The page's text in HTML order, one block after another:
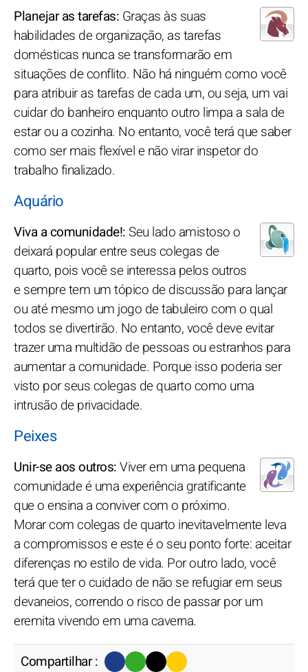
Planejar as tarefas: Graças às suas
habilidades de organização, as tarefas
domésticas nunca se transformarão em
situações de conflito. Não há ninguém como você
para atribuir as tarefas de cada um, ou seja, um vai
cuidar do banheiro enquanto outro limpa a sala de
estar ou a cozinha. No entanto, você terá que saber
como ser mais flexível e não virar inspetor do
trabalho finalizado.
Aquário
Viva a comunidade!:Seu lado amistoso o
deixará popular entre seus colegas de
quarto, pois você se interessa pelos outros
e sempre tem um tópico de discussão para lançar
ou até mesmo um jogo de tabuleiro com o qual
todos se divertirão. No entanto, você deve evitar
trazer uma multidão de pessoas ou estranhos para
aumentar a comunidade. Porque isso poderia ser
visto por seus colegas de quarto como uma
intrusão de privacidade.
Peixes
Unir-se aos outros:Viver em uma pequena
comunidade é uma experiência gratificante
que o ensina a conviver com o próximo.
Morar com colegas de quarto inevitavelmente leva
a compromissos e este é o seu ponto forte: aceitar
diferenças no estilo de vida. Por outro lado, você
terá que ter o cuidado de não se refugiar em seus
devaneios, correndo o risco de passar por um
eremita vivendo em uma caverna.
Compartilhar :